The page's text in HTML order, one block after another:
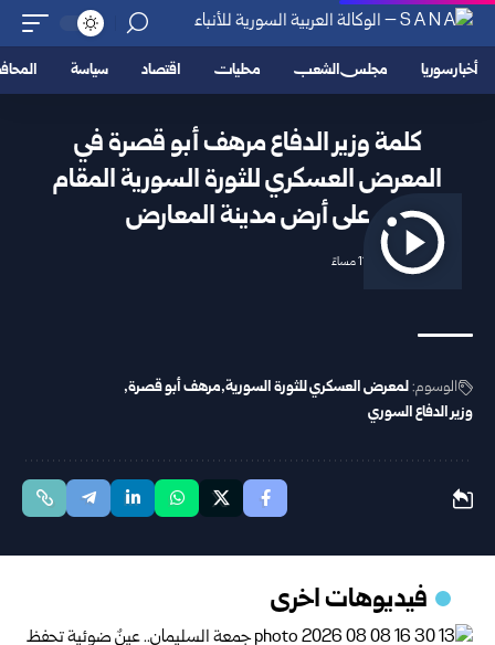
أخبار سوريا مجلس الشعب محليات اقتصاد سياسة
كلمة وزير الدفاع مرهف أبو قصرة في
المعرض العسكري للثورة السورية المقام
على أرض مدينة المعارض
2025/12/05 11:26 مساءً
الوسوم:لمعرض العسكري للثورة السورية مرهف أبو قصرة
وزير الدفاع السوري
فيديوهات اخرى